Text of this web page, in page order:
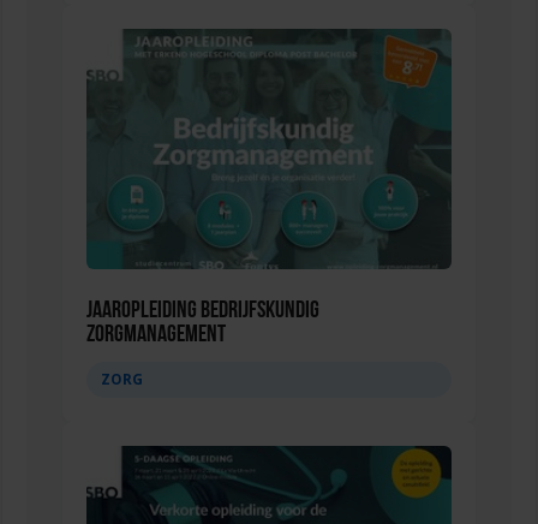
Jaaropleiding Bedrijfskundig
Zorgmanagement
ZORG